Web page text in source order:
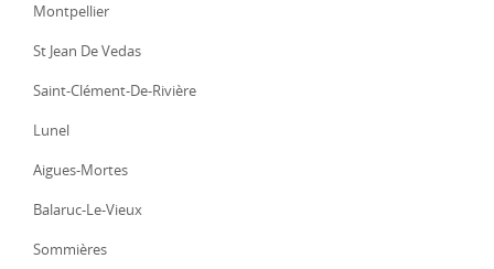
Montpellier
St Jean De Vedas
Saint-Clément-De-Rivière
Lunel
Aigues-Mortes
Balaruc-Le-Vieux
Sommières